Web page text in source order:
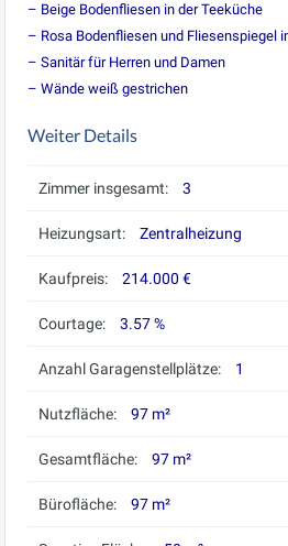
– Beige Bodenfliesen in der Teeküche
– Rosa Bodenfliesen und Fliesenspiegel
– Sanitär für Herren und Damen
– Wände weiß gestrichen
Weiter Details
Zimmer insgesamt: 3
Heizungsart: Zentralheizung
Kaufpreis: 214.000 €
Courtage: 3.57 %
Anzahl Garagenstellplätze: 1
Nutzfläche: 97 m²
Gesamtfläche: 97 m²
Bürofläche: 97 m²